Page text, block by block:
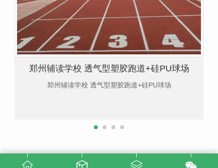
郑州辅读学校 透气型塑胶跑道+硅PU球场
郑州辅读学校 透气型塑胶跑道+硅PU球场